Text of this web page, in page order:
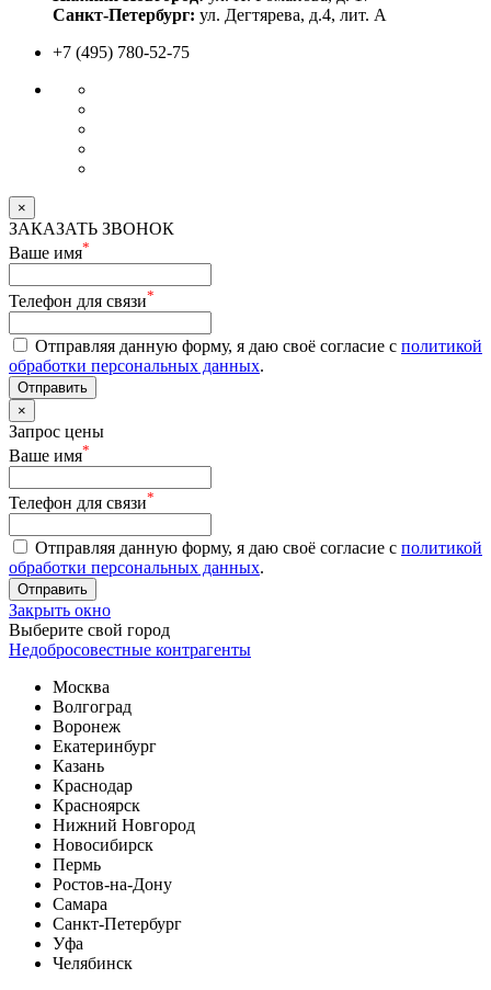
Санкт-Петербург: ул. Дегтярева, д.4, лит. А
+7 (495) 780-52-75
×
ЗАКАЗАТЬ ЗВОНОК
Ваше имя*
Телефон для связи*
Отправляя данную форму, я даю своё согласие с политикой
обработки персональных данных.
Отправить
×
Запрос цены
Ваше имя*
Телефон для связи*
Отправляя данную форму, я даю своё согласие с политикой
обработки персональных данных.
Отправить
Закрыть окно
Выберите свой город
Недобросовестные контрагенты
Москва
Волгоград
Воронеж
Екатеринбург
Казань
Краснодар
Красноярск
Нижний Новгород
Новосибирск
Пермь
Ростов-на-Дону
Самара
Санкт-Петербург
Уфа
Челябинск